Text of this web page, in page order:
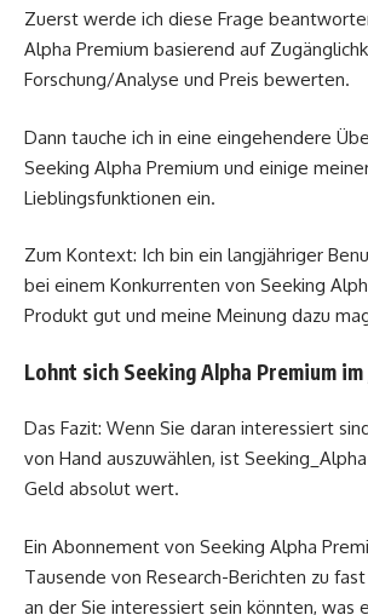
Zuerst werde ich diese Frage
Alpha Premium basierend auf
Forschung/Analyse und Preis bewerten.
Dann tauche ich in eine eingehendere
Seeking Alpha Premium und einige
Lieblingsfunktionen ein.
Zum Kontext: Ich bin ein langjähriger
bei einem Konkurrenten von Seeking
Produkt gut und meine Meinung dazu
Lohnt sich Seeking Alpha Premium im
Das Fazit: Wenn Sie daran interessiert
von Hand auszuwählen, ist
Geld absolut wert.
Ein Abonnement von Seeking Alpha
Tausende von Research-Berichten zu
an der Sie interessiert sein könnten, was